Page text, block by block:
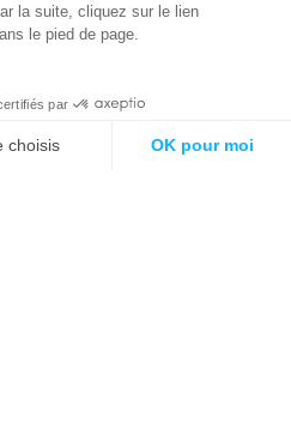
la suite, cliquez sur le lien
le pied de page.
par
choisis OK pour moi